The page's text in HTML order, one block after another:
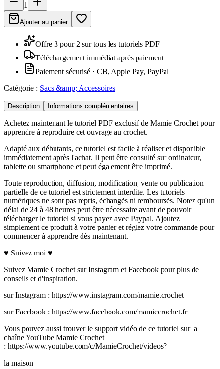
1
Ajouter au panier
Offre 3 pour 2 sur tous les tutoriels PDF
Téléchargement immédiat après paiement
Paiement sécurisé · CB, Apple Pay, PayPal
Catégorie : Sacs &amp; Accessoires
Description Informations complémentaires
Achetez maintenant le tutoriel PDF exclusif de Mamie Crochet pour
apprendre à reproduire cet ouvrage au crochet.
Adapté aux débutants, ce tutoriel est facile à réaliser et disponible
immédiatement après l'achat. Il peut être consulté sur ordinateur,
tablette ou smartphone et peut également être imprimé.
Toute reproduction, diffusion, modification, vente ou publication
partielle de ce tutoriel est strictement interdite. Les tutoriels
numériques ne sont pas repris, échangés ni remboursés. Notez qu'un
délai de 24 à 48 heures peut être nécessaire avant de pouvoir
télécharger le tutoriel si vous payez avec Paypal. Ajoutez
simplement ce produit à votre panier et réglez votre commande pour
commencer à apprendre dès maintenant.
♥ Suivez moi ♥
Suivez Mamie Crochet sur Instagram et Facebook pour plus de
conseils et d'inspiration.
sur Instagram : https://www.instagram.com/mamie.crochet
sur Facebook : https://www.facebook.com/mamiecrochet.fr
Vous pouvez aussi trouver le support vidéo de ce tutoriel sur la
chaîne YouTube Mamie Crochet
: https://www.youtube.com/c/MamieCrochet/videos?
la maison